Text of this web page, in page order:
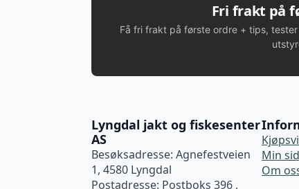
Fri frakt på
Få fri frakt på første ordre + tips,
Lyngdal jakt og fiskesenter
AS
Besøksadresse: Agnefestveien
1, 4580 Lyngdal
Postadresse: Postboks 396 ,
Min
Om